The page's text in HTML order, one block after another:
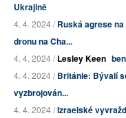
Ukrajině
4. 4. 2024 /Ruská agrese
dronu na Cha...
4. 4. 2024 /Lesley Keen
4. 4. 2024 /Británie: Bývalí
vyzbrojován...
4. 4. 2024 /Izraelské